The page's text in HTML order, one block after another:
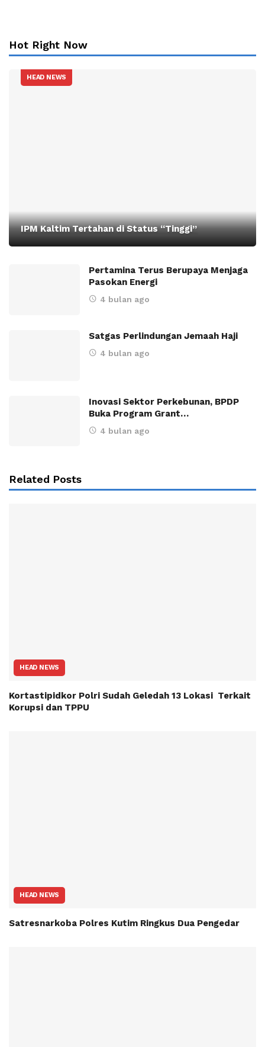
Hot Right Now
HEAD NEWS
IPM Kaltim Tertahan di Status “Tinggi”
Pertamina Terus Berupaya Menjaga
Pasokan Energi
4 bulan ago
Satgas Perlindungan Jemaah Haji
4 bulan ago
Inovasi Sektor Perkebunan, BPDP
Buka Program Grant…
4 bulan ago
Related Posts
HEAD NEWS
Kortastipidkor Polri Sudah Geledah 13 Lokasi Terkait
Korupsi dan TPPU
HEAD NEWS
Satresnarkoba Polres Kutim Ringkus Dua Pengedar